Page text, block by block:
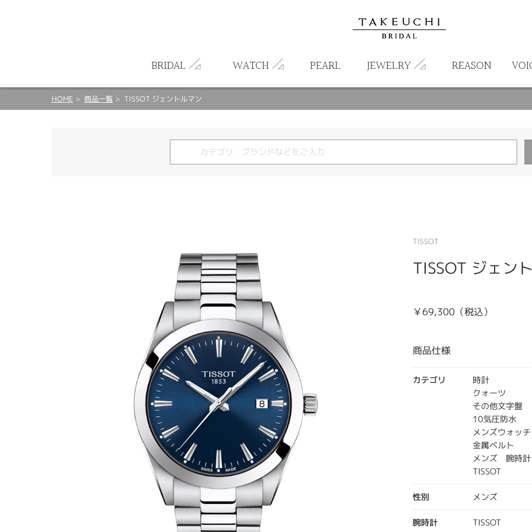
BRIDAL WATCH PEARL JEWELRY REASON
HOME 商品一覧 TISSOT ジェントルマン
TISSOT
TISSOT ジェン
￥69,300（税込）
商品仕様
カテゴリ
時計
クォーツ
その他文字盤
10気圧防水
メンズウォッチ
金属ベルト
メンズ 腕時計
TISSOT
性別 メンズ
腕時計 TISSOT